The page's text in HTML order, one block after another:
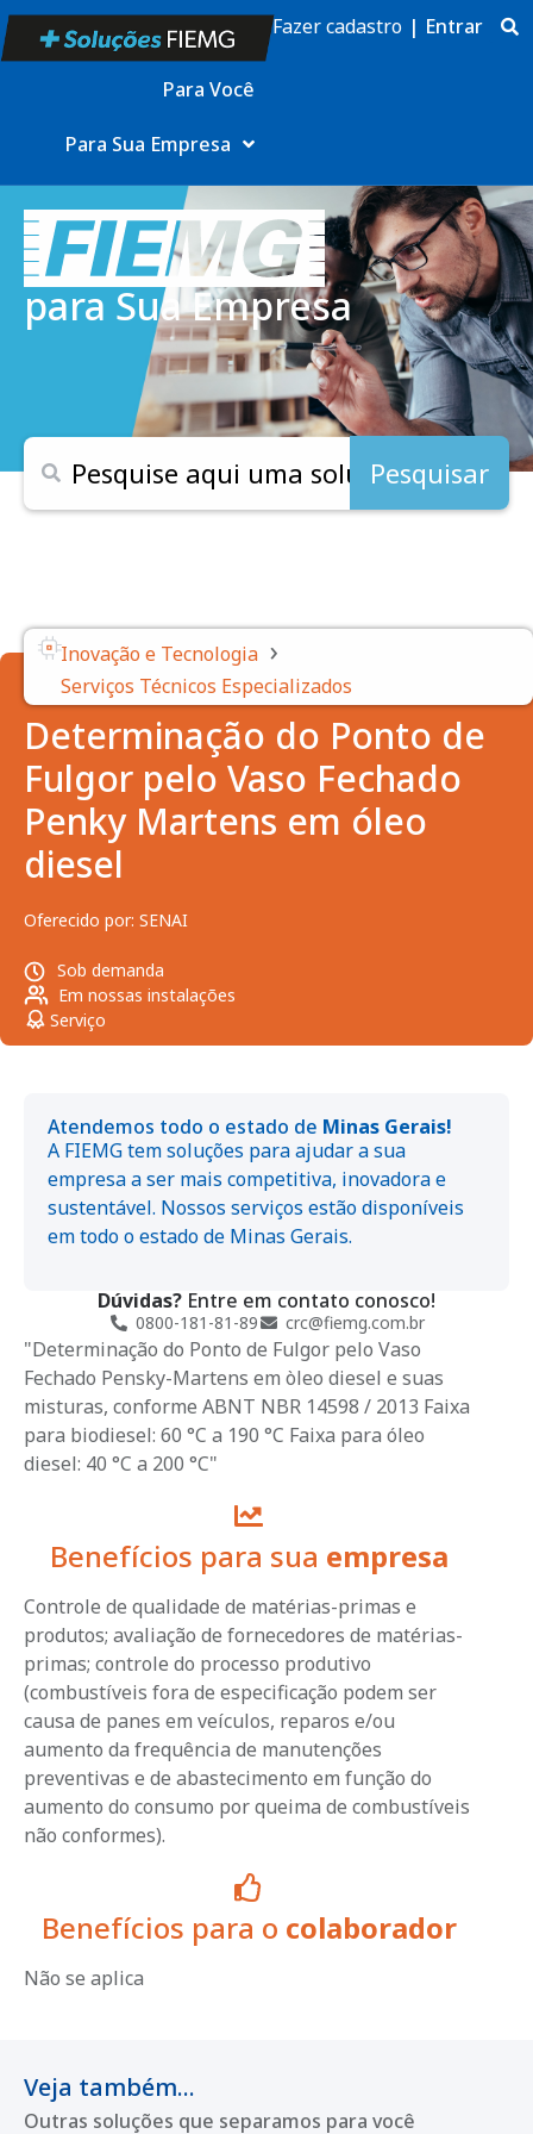
Para Você
Para Sua Empresa
Fazer cadastro | Entrar
para Sua Empresa
Pesquisar
Inovação e Tecnologia ›
Serviços Técnicos Especializados
Determinação do Ponto de
Fulgor pelo Vaso Fechado
Penky Martens em óleo
diesel
Oferecido por: SENAI
Sob demanda
Em nossas instalações
Serviço
"Determinação do Ponto de Fulgor pelo Vaso
Fechado Pensky-Martens em òleo diesel e suas
misturas, conforme ABNT NBR 14598 / 2013 Faixa
para biodiesel: 60 °C a 190 °C Faixa para óleo
diesel: 40 °C a 200 °C"
Benefícios para sua empresa
Controle de qualidade de matérias-primas e
produtos; avaliação de fornecedores de matérias-
primas; controle do processo produtivo
(combustíveis fora de especificação podem ser
causa de panes em veículos, reparos e/ou
aumento da frequência de manutenções
preventivas e de abastecimento em função do
aumento do consumo por queima de combustíveis
não conformes).
Benefícios para o colaborador
Não se aplica
Atendemos todo o estado de Minas Gerais!
A FIEMG tem soluções para ajudar a sua
empresa a ser mais competitiva, inovadora e
sustentável. Nossos serviços estão disponíveis
em todo o estado de Minas Gerais.
Dúvidas? Entre em contato conosco!
0800-181-81-89 crc@fiemg.com.br
Veja também...
Outras soluções que separamos para você